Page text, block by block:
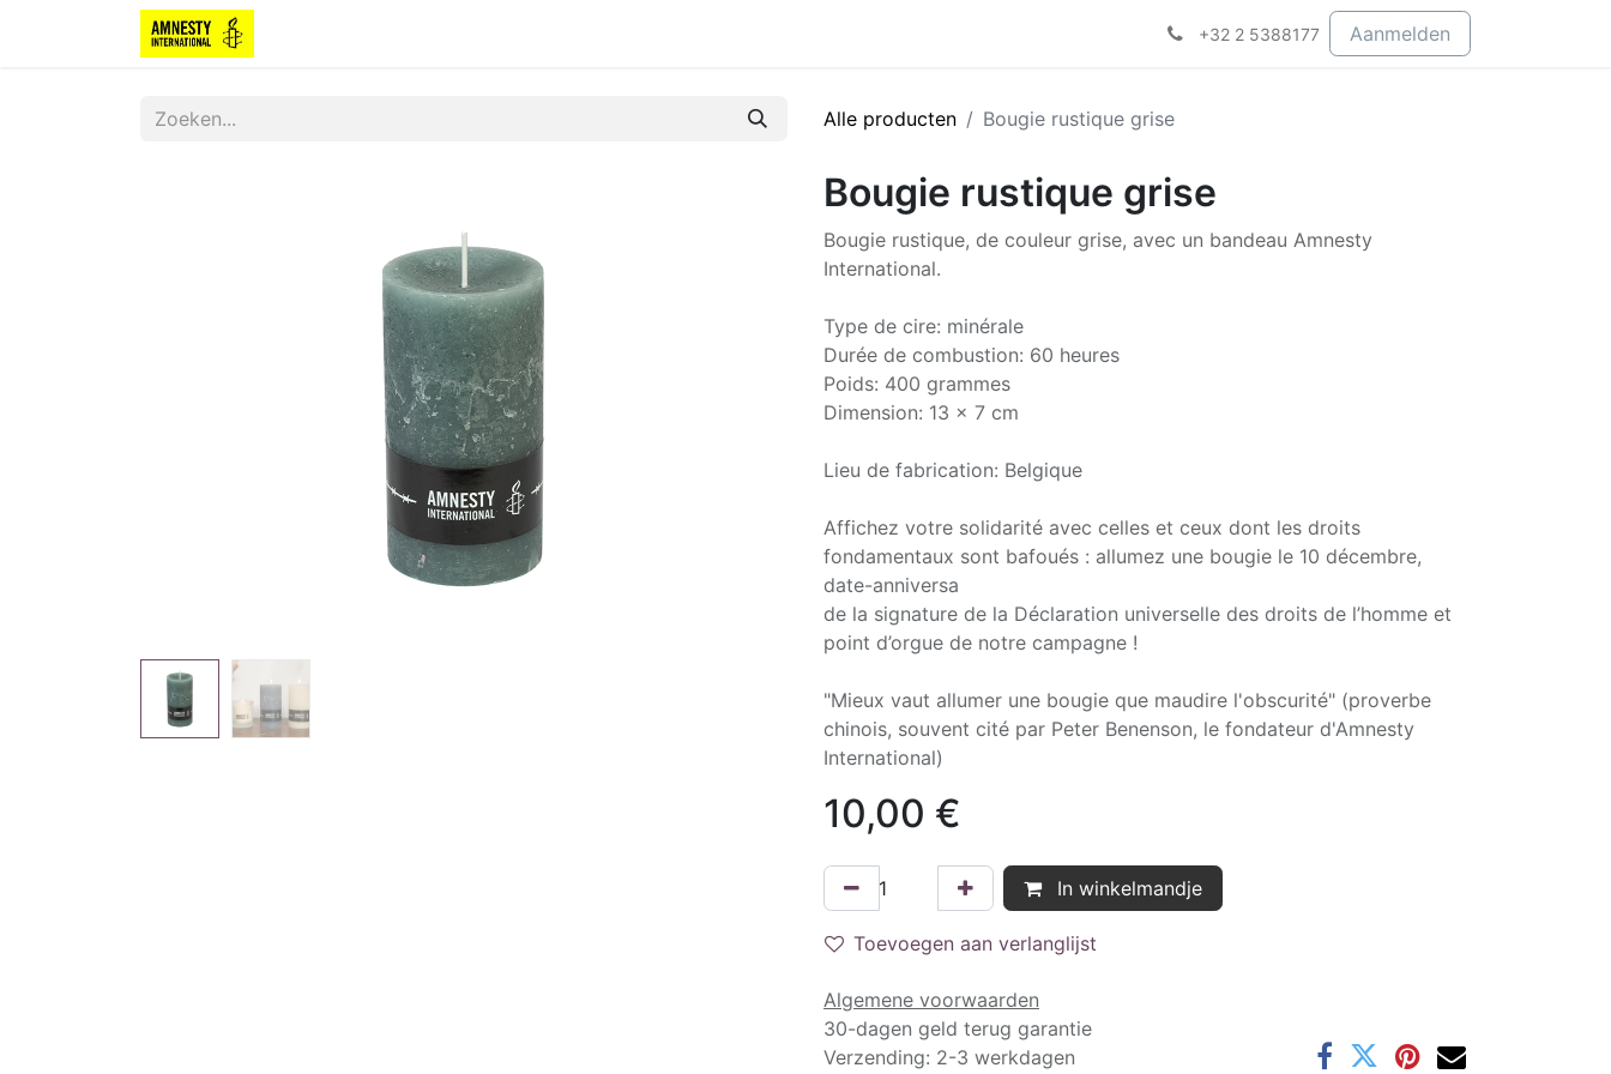
+32 2 5388177 Aanmelden
Alle producten Bougie rustique grise
Bougie rustique grise
Bougie rustique, de couleur grise, avec un bandeau Amnesty
International.
Type de cire: minérale
Durée de combustion: 60 heures
Poids: 400 grammes
Dimension: 13 x 7 cm
Lieu de fabrication: Belgique
Affichez votre solidarité avec celles et ceux dont les droits
fondamentaux sont bafoués : allumez une bougie le 10 décembre,
date-anniversa
de la signature de la Déclaration universelle des droits de l’homme et
point d’orgue de notre campagne !
"Mieux vaut allumer une bougie que maudire l'obscurité" (proverbe
chinois, souvent cité par Peter Benenson, le fondateur d'Amnesty
International)
10,00 €
In winkelmandje
Toevoegen aan verlanglijst
Algemene voorwaarden
30-dagen geld terug garantie
Verzending: 2-3 werkdagen